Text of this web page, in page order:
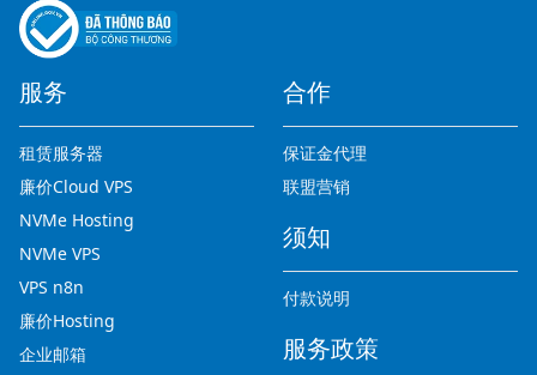
服务
租赁服务器
廉价Cloud VPS
NVMe Hosting
NVMe VPS
VPS n8n
廉价Hosting
企业邮箱
合作
保证金代理
联盟营销
须知
付款说明
服务政策